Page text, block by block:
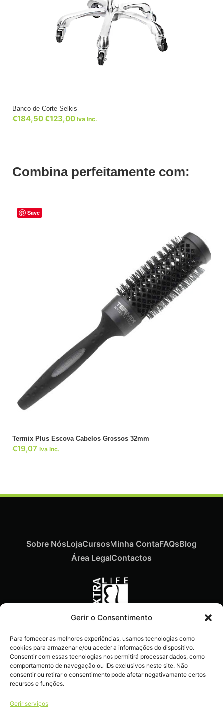
Gerir o Consentimento
Para fornecer as melhores experiências, usamos tecnologias como
cookies para armazenar e/ou aceder a informações do dispositivo.
Consentir com essas tecnologias nos permitirá processar dados, como
comportamento de navegação ou IDs exclusivos neste site. Não
consentir ou retirar o consentimento pode afetar negativamante certos
recursos e funções.
Gerir serviços
Banco de Corte Selkis
€184,50€123,00 Iva Inc.
Combina perfeitamente com:
Save
Termix Plus Escova Cabelos Grossos 32mm
€19,07 Iva Inc.
novidades e dicas
imperdíveis diretamente no
teu e-mail.
Sobre NósLojaCursosMinha ContaFAQsBlog
Área LegalContactos